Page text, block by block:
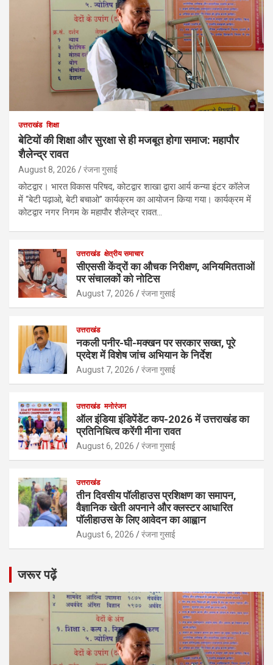
उत्तराखंड शिक्षा
बेटियों की शिक्षा और सुरक्षा से ही मजबूत होगा समाज: महापौर
शैलेन्द्र रावत
August 8, 2026 रंजना गुसाई
कोटद्वार। भारत विकास परिषद, कोटद्वार शाखा द्वारा आर्य कन्या इंटर कॉलेज
में “बेटी पढ़ाओ, बेटी बचाओ” कार्यक्रम का आयोजन किया गया। कार्यक्रम में
कोटद्वार नगर निगम के महापौर शैलेन्द्र रावत…
उत्तराखंड क्षेत्रीय समाचार
सीएससी केंद्रों का औचक निरीक्षण, अनियमितताओं
पर संचालकों को नोटिस
August 7, 2026 रंजना गुसाई
उत्तराखंड
नकली पनीर-घी-मक्खन पर सरकार सख्त, पूरे
प्रदेश में विशेष जांच अभियान के निर्देश
August 7, 2026 रंजना गुसाई
उत्तराखंड मनोरंजन
ऑल इंडिया इंडिपेंडेंट कप-2026 में उत्तराखंड का
प्रतिनिधित्व करेंगी मीना रावत
August 6, 2026 रंजना गुसाई
उत्तराखंड
तीन दिवसीय पॉलीहाउस प्रशिक्षण का समापन,
वैज्ञानिक खेती अपनाने और क्लस्टर आधारित
पॉलीहाउस के लिए आवेदन का आह्वान
August 6, 2026 रंजना गुसाई
जरूर पढ़ें